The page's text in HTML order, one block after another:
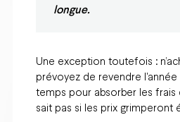
longue.
Une exception toutefois :
prévoyez de revendre
temps pour absorber les frais
sait pas si les prix grimperont